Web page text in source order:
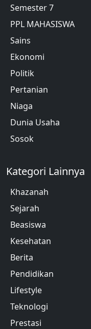
Semester 7
PPL MAHASISWA
Sains
Ekonomi
Politik
Pertanian
Niaga
Dunia Usaha
Sosok
Kategori Lainnya
Khazanah
Sejarah
Beasiswa
Kesehatan
Berita
Pendidikan
Lifestyle
Teknologi
Prestasi